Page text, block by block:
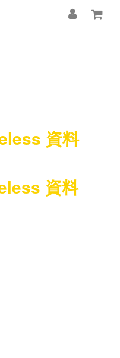
資料
資料